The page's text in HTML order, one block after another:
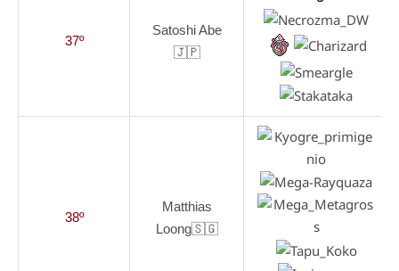
37º
Satoshi Abe
🇯🇵
38º
Matthias
Loong🇸🇬